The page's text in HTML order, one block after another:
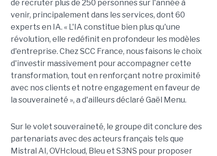
de recruter plus de 250 personnes sur l'année à
venir, principalement dans les services, dont 60
experts en IA. « L'IA constitue bien plus qu'une
révolution, elle redéfinit en profondeur les modèles
d'entreprise. Chez SCC France, nous faisons le choix
d'investir massivement pour accompagner cette
transformation, tout en renforçant notre proximité
avec nos clients et notre engagement en faveur de
la souveraineté », a d'ailleurs déclaré Gaël Menu.
Sur le volet souveraineté, le groupe dit conclure des
partenariats avec des acteurs français tels que
Mistral AI, OVHcloud, Bleu et S3NS pour proposer